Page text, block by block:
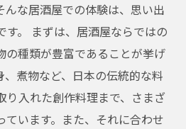
んな居酒屋での体験は、思い出
す。 まずは、居酒屋ならではの
の種類が豊富であることが挙げ
、煮物など、日本の伝統的な料
り入れた創作料理まで、さまざ
ています。また、それに合わせ